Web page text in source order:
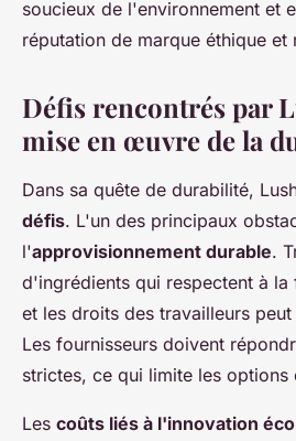
soucieux de l'environnement et
réputation de marque éthique et
Défis rencontrés par
mise en œuvre de la
Dans sa quête de durabilité,
défis. L'un des principaux
l'approvisionnement durable.
d'ingrédients qui respectent à
et les droits des travailleurs
Les fournisseurs doivent
strictes, ce qui limite les options
Les coûts liés à l'innovation